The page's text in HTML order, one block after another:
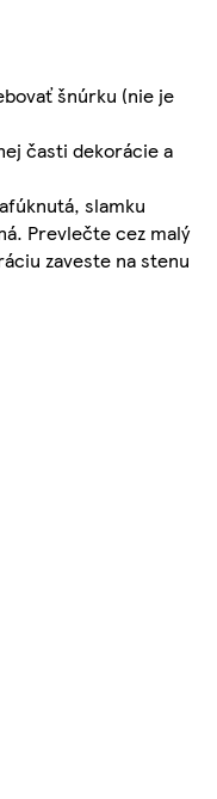
šnúrku (nie je
časti dekorácie a
slamku
Prevlečte cez malý
zaveste na stenu